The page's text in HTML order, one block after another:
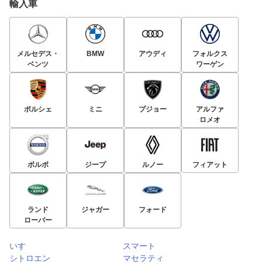
輸入車
メルセデス・
ベンツ
BMW アウディ
フォルクス
ワーゲン
ポルシェ ミニ プジョー
アルファ
ロメオ
ボルボ ジープ ルノー フィアット
ランド
ローバー
ジャガー フォード
いすゞ
スマート
シトロエン
マセラティ